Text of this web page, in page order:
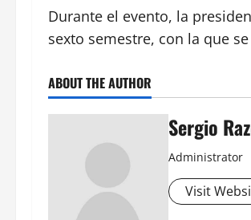
Durante el evento, la
sexto semestre, con la que
ABOUT THE AUTHOR
Sergio
Administrator
Visit